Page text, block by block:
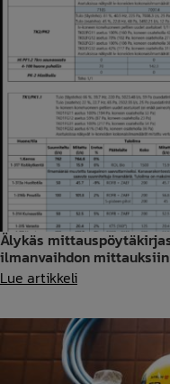
Älykäs
ilmanvaihdon mittauksiin
Lue artikkeliÄlykäs
–
uusi
standardi